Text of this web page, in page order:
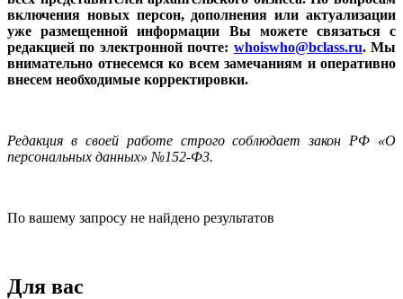
включения новых персон, дополнения или актуализации
уже размещенной информации Вы можете связаться с
редакцией по электронной почте: whoiswho@bclass.ru. Мы
внимательно отнесемся ко всем замечаниям и оперативно
внесем необходимые корректировки.
Редакция в своей работе строго соблюдает закон РФ «О
персональных данных» №152-Ф3.
По вашему запросу не найдено результатов
Для вас